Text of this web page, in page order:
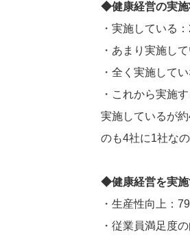
◆健康経営の実施
・実施している
・あまり実施し
・全く実施して
・これから実施
実施しているが
のも4社に1社な
◆健康経営を実施
・生産性向上：
・従業員満足度